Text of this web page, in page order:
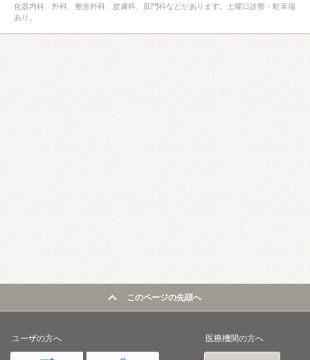
化器内科、外科、整形外科、皮膚科、肛門科などがあります。土曜日診察・駐車場
あり。
このページの先頭へ
ユーザの方へ 医療機関の方へ